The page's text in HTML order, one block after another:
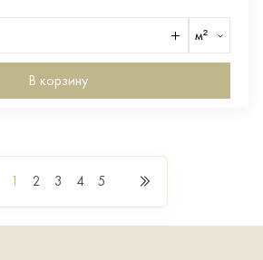
м²
В корзину
1 2 3 4 5